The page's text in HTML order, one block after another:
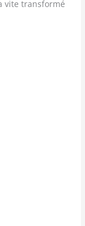
vite trans­for­mé